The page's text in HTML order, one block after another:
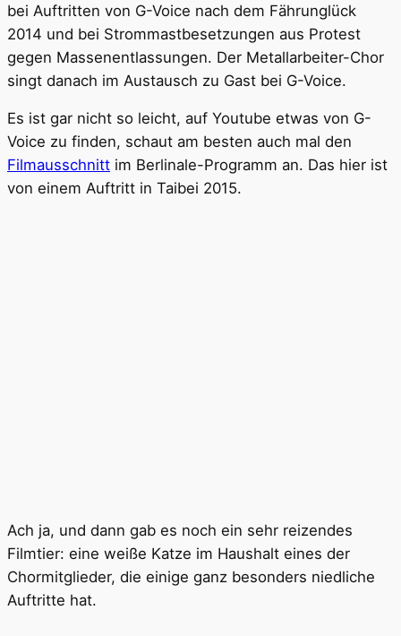
bei Auftritten von G-Voice nach dem Fährunglück
2014 und bei Strommastbesetzungen aus Protest
gegen Massenentlassungen. Der Metallarbeiter-Chor
singt danach im Austausch zu Gast bei G-Voice.
Es ist gar nicht so leicht, auf Youtube etwas von G-
Voice zu finden, schaut am besten auch mal den
Filmausschnitt im Berlinale-Programm an. Das hier ist
von einem Auftritt in Taibei 2015.
Ach ja, und dann gab es noch ein sehr reizendes
Filmtier: eine weiße Katze im Haushalt eines der
Chormitglieder, die einige ganz besonders niedliche
Auftritte hat.